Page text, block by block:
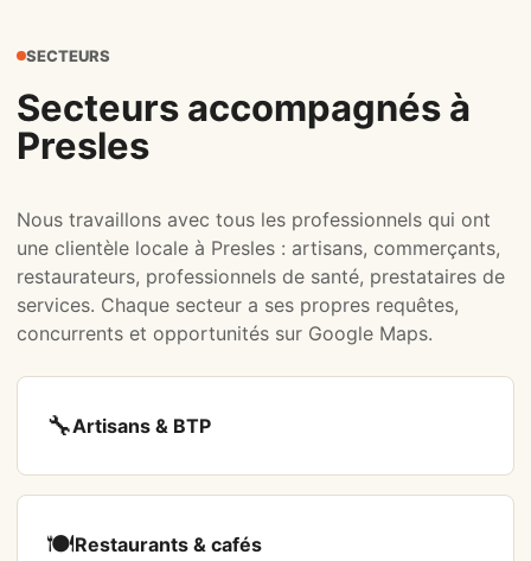
SECTEURS
Secteurs accompagnés à
Presles
Nous travaillons avec tous les professionnels qui ont
une clientèle locale à Presles : artisans, commerçants,
restaurateurs, professionnels de santé, prestataires de
services. Chaque secteur a ses propres requêtes,
concurrents et opportunités sur Google Maps.
🔧Artisans & BTP
🍽️Restaurants & cafés